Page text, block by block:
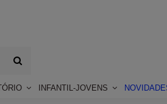
INFANTIL-JOVENS